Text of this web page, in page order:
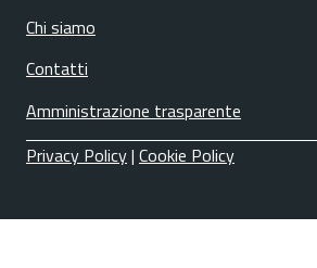
Chi siamo
Contatti
Amministrazione trasparente
Privacy Policy| Cookie Policy